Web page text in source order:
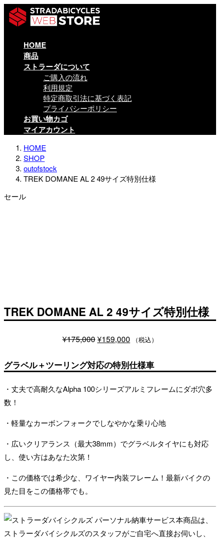
コ
ン
ナ
ビ
HOME
商品
ストラーダについて
ご購入の流れ
利用規定
特定商取引法に基づく表記
プライバシーポリシー
お買い物カゴ
マイアカウント
HOME
SHOP
outofstock
TREK DOMANE AL 2 49サイズ特別仕様
セール
TREK DOMANE AL 2 49サイズ特別仕様
¥175,000元
価
は
で
た。
¥159,000 現
の
格
¥159,000
す。
（税込）
グラベル＋ツーリング対応の特別仕様車
・丈夫で高耐久なAlpha 100シリーズアルミフレームにダボ穴多
数！
・軽量なカーボンフォークでしなやかな乗り心地
・広いクリアランス（最大38mm）でグラベルタイヤにも対応
し、使い方はあなた次第！
・この価格では希少な、ワイヤー内装フレーム！最新バイクの
見た目をこの価格帯でも。
本商品は、
ストラーダバイシクルズのスタッフがご自宅へ直接お伺いし、